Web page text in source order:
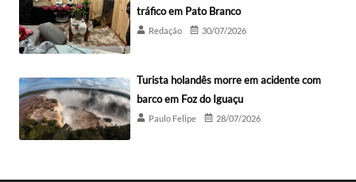
tráfico em Pato Branco
Redação 30/07/2026
Turista holandês morre em acidente com
barco em Foz do Iguaçu
Paulo Felipe 28/07/2026